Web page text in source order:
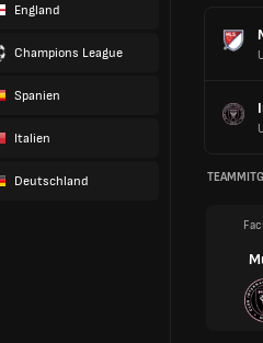
England
Champions League
Spanien
Italien
Deutschland